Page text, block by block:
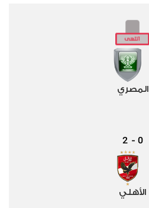
المصري
0
-
2
الأهلي